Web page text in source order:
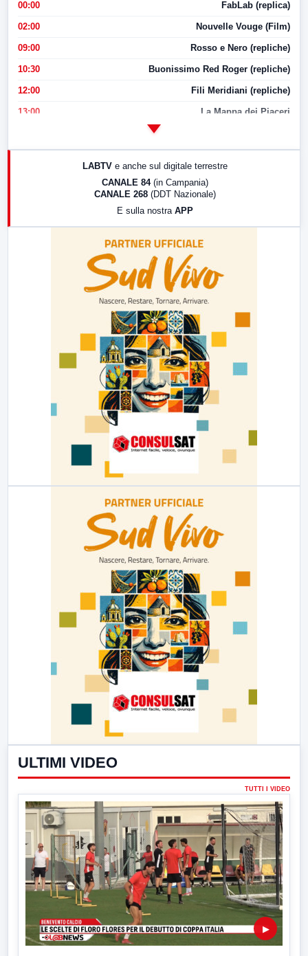
00:00 FabLab (replica)
02:00 Nouvelle Vouge (Film)
09:00 Rosso e Nero (repliche)
10:30 Buonissimo Red Roger (repliche)
12:00 Fili Meridiani (repliche)
13:00 La Mappa dei Piaceri
17:00 LabNews (replica)
LABTV e anche sul digitale terrestre
CANALE 84 (in Campania)
CANALE 268 (DDT Nazionale)
E sulla nostra APP
ULTIMI VIDEO
TUTTI I VIDEO
▶